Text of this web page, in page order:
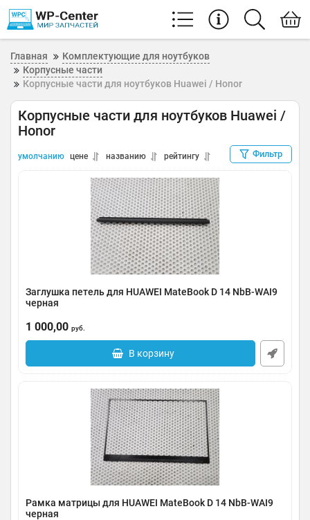
Главная
Комплектующие для ноутбуков
Корпусные части
Корпусные части для ноутбуков Huawei / Honor
Корпусные части для ноутбуков Huawei /
Honor
умолчанию цене названию рейтингу Фильтр
Заглушка петель для HUAWEI MateBook D 14 NbB-WAI9
черная
1 000,00 руб.
В корзину
Рамка матрицы для HUAWEI MateBook D 14 NbB-WAI9
черная